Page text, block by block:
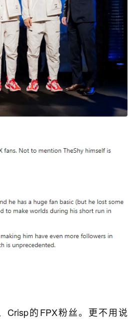
Crisp的FPX粉丝。更不用说